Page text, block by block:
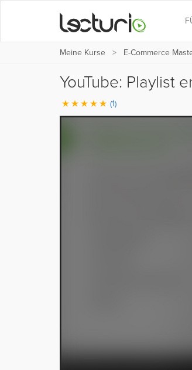
Meine Kurse E-Commerce
YouTube: Playlist
(1)